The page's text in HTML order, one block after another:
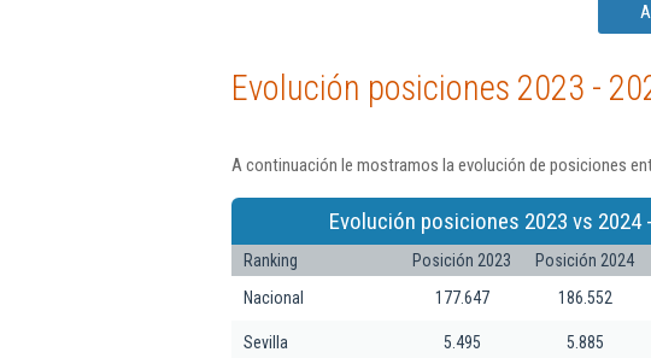
Evolución posiciones 2023 -
A continuación le mostramos la evolución de posiciones
Evolución posiciones 2023 vs 2024
Ranking Posición 2023 Posición 2024
Nacional
177.647 186.552
Sevilla 5.495 5.885